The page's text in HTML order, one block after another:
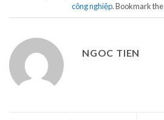
công nghiệp. Bookmark the
NGOC TIEN